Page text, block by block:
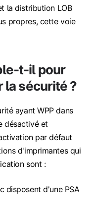
la distribution LOB
propres, cette voie
pour
la sécurité ?
ayant WPP dans
désactivé et
par défaut
d'imprimantes qui
sont :
disposent d'une PSA